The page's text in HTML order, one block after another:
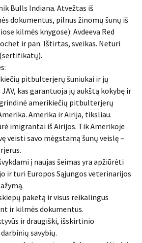
Bulls Indiana. Atvežtas iš
dokumentus, pilnus žinomų šunų iš
kilmės knygose): Avdeeva Red
ir pan. Ištirtas, sveikas. Neturi
pitbulterjerų šuniukai ir jų
kas garantuoja jų aukštą kokybę ir
amerikiečių pitbulterjerų
Amerika ir Airija, tiksliau.
imigrantai iš Airijos. Tik Amerikoje
veisti savo mėgstamą šunų veislę –
į naujas šeimas yra apžiūrėti
ir turi Europos Sąjungos veterinarijos
paketą ir visus reikalingus
ir kilmės dokumentus.
ir draugiški, išskirtinio
savybių.